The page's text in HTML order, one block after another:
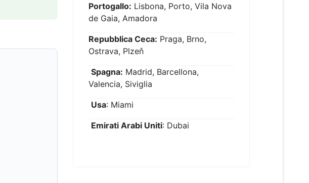
Portogallo: Lisbona, Porto, Vila Nova
de Gaia, Amadora
Repubblica Ceca: Praga, Brno,
Ostrava, Plzeň
Spagna: Madrid, Barcellona,
Valencia, Siviglia
Usa: Miami
Emirati Arabi Uniti: Dubai